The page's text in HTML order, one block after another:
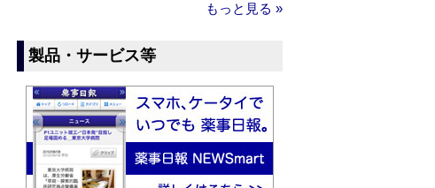
もっと見る »
製品・サービス等